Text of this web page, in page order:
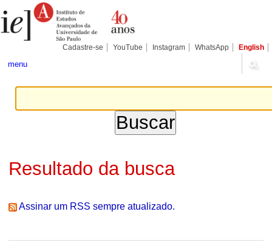
para
conteúdo.
Pessoais
Cadastre-se YouTube Instagram WhatsApp English
menu
Resultado da busca
Assinar um RSS sempre atualizado.